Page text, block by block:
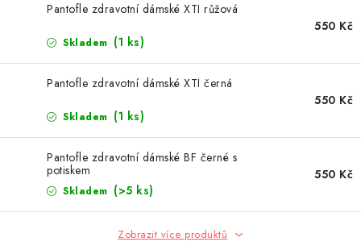
POSTELE A ROŠTY
DEKORACE
Výměna, reklamace a vrácení zboží
Podmínky ochrany osobních údajů
Pantofle zdravotní dámské XTI růžová
Skladem (1 ks)
550 Kč
Pantofle zdravotní dámské XTI černá
Skladem (1 ks)
550 Kč
Pantofle zdravotní dámské BF černé s
potiskem
Skladem (>5 ks)
550 Kč
Zobrazit více produktů